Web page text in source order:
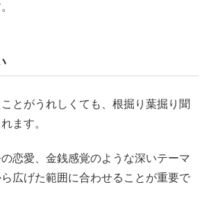
とがうれしくても、根掘り葉掘り聞
ます。
恋愛、金銭感覚のような深いテーマ
広げた範囲に合わせることが重要で